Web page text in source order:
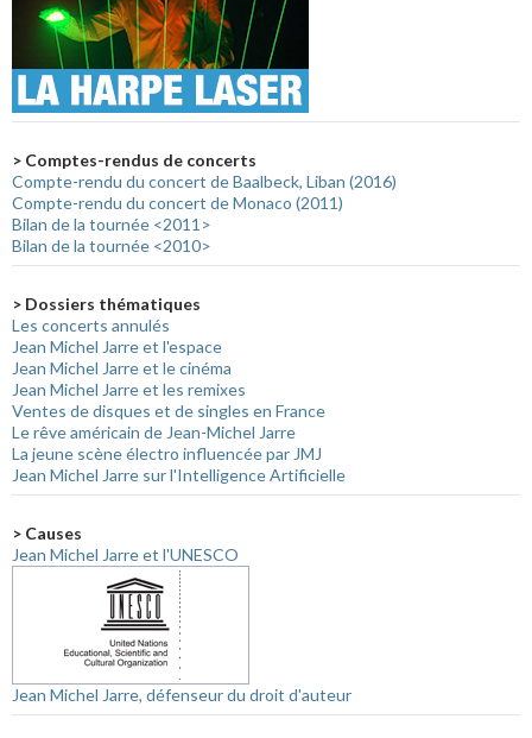
> Comptes-rendus de concerts
Compte-rendu du concert de Baalbeck, Liban (2016)
Compte-rendu du concert de Monaco (2011)
Bilan de la tournée <2011>
Bilan de la tournée <2010>
> Dossiers thématiques
Les concerts annulés
Jean Michel Jarre et l'espace
Jean Michel Jarre et le cinéma
Jean Michel Jarre et les remixes
Ventes de disques et de singles en France
Le rêve américain de Jean-Michel Jarre
La jeune scène électro influencée par JMJ
Jean Michel Jarre sur l'Intelligence Artificielle
> Causes
Jean Michel Jarre et l'UNESCO
Jean Michel Jarre, défenseur du droit d'auteur